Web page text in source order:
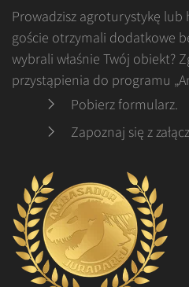
Prowadzisz agroturystykę lub
goście otrzymali dodatkowe
wybrali właśnie Twój obiekt?
przystąpienia do programu
Pobierz formularz.
Zapoznaj się z